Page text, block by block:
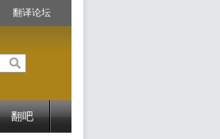
翻译论坛
翻吧